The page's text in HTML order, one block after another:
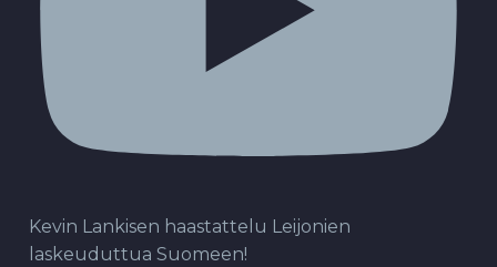
Kevin Lankisen haastattelu Leijonien
laskeuduttua Suomeen!